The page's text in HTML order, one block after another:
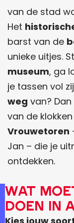
a
r
o
u
t
e
v
a
n
l
o
c
a
l
s
t
d
e
k
k
i
n
g
s
k
a
r
t
van de stad
Het
barst van de
unieke uitjes.
museum, ga
je tassen vol
weg van?
van de
Vrouwetoren
Jan – die je
ontdekken.
Wat
doen in